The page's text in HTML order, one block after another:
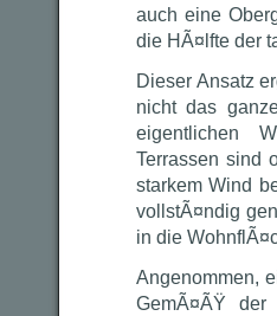
auch eine
die HÃ¤lfte der
Dieser Ansatz
nicht das
eigentlichen
Terrassen sind
starkem Wind
vollstÃ¤ndig
in die
Angenommen,
GemÃ¤ÃŸ